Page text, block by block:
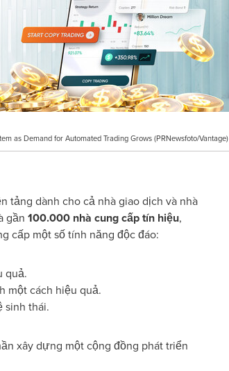
as Demand for Automated Trading Grows (PRNewsfoto/Vantage)
tảng dành cho cả nhà giao dịch và nhà
gần 100.000 nhà cung cấp tín hiệu,
cấp một số tính năng độc đáo:
quả.
một cách hiệu quả.
sinh thái.
xây dựng một cộng đồng phát triển